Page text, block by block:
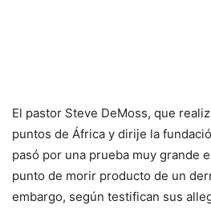
El pastor Steve DeMoss, que
puntos de África y dirije la
pasó por una prueba muy grande
punto de morir producto de un
embargo, según testifican sus